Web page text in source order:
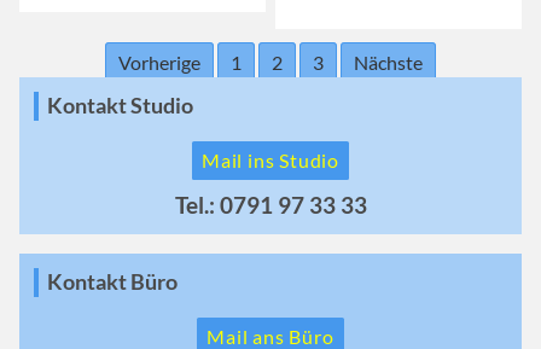
Vorherige 1 2 3 Nächste
Kontakt Studio
Mail ins Studio
Tel.: 0791 97 33 33
Kontakt Büro
Mail ans Büro